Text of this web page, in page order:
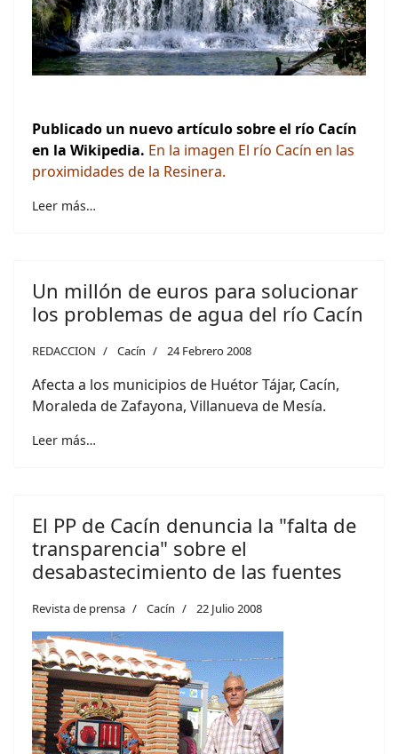
Publicado un nuevo artículo sobre el río Cacín
en la Wikipedia. En la imagen El río Cacín en las
proximidades de la Resinera.
Leer más…
Un millón de euros para solucionar
los problemas de agua del río Cacín
REDACCION Cacín 24 Febrero 2008
Afecta a los municipios de Huétor Tájar, Cacín,
Moraleda de Zafayona, Villanueva de Mesía.
Leer más…
El PP de Cacín denuncia la "falta de
transparencia" sobre el
desabastecimiento de las fuentes
Revista de prensa Cacín 22 Julio 2008